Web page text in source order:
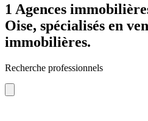
1 Agences
Oise, spécialisés en
immobilières.
Recherche professionnels